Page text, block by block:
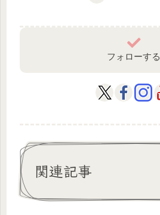
フォローする
関連記事